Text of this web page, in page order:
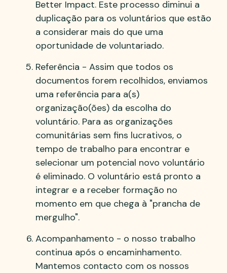
Better Impact. Este processo diminui a
duplicação para os voluntários que estão
a considerar mais do que uma
oportunidade de voluntariado.
Referência - Assim que todos os
documentos forem recolhidos, enviamos
uma referência para a(s)
organização(ões) da escolha do
voluntário. Para as organizações
comunitárias sem fins lucrativos, o
tempo de trabalho para encontrar e
selecionar um potencial novo voluntário
é eliminado. O voluntário está pronto a
integrar e a receber formação no
momento em que chega à "prancha de
mergulho".
Acompanhamento - o nosso trabalho
continua após o encaminhamento.
Mantemos contacto com os nossos